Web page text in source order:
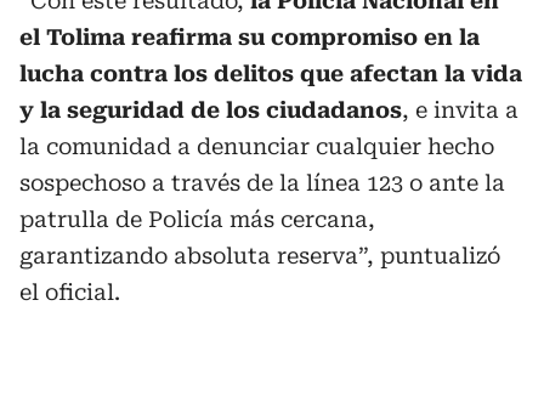
el Tolima reafirma su compromiso en la
lucha contra los delitos que afectan la vida
y la seguridad de los ciudadanos, e invita a
la comunidad a denunciar cualquier hecho
sospechoso a través de la línea 123 o ante la
patrulla de Policía más cercana,
garantizando absoluta reserva”, puntualizó
el oficial.